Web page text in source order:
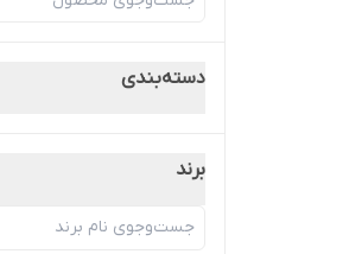
دسته‌بندی
برند